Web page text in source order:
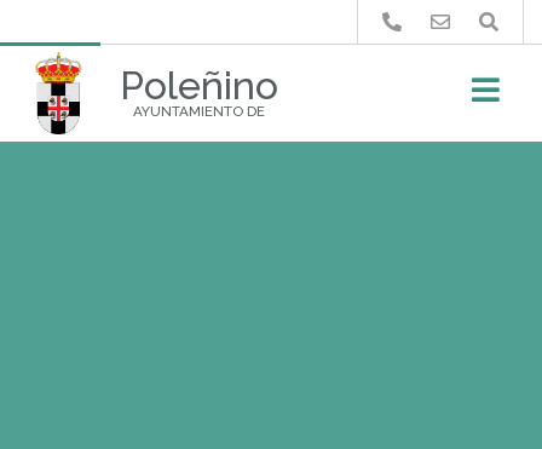
Poleñino
AYUNTAMIENTO DE
Buscar